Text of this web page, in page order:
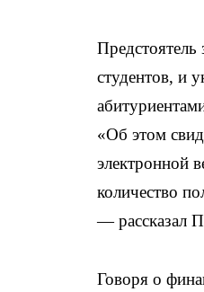
Предстоятель
студентов, и
«Об этом
электронной
количество
— рассказал
Говоря о